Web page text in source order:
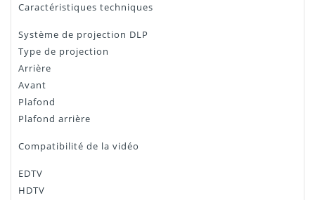
Caractéristiques techniques
Système de projection DLP
Type de projection
Arrière
Avant
Plafond
Plafond arrière
Compatibilité de la vidéo
EDTV
HDTV